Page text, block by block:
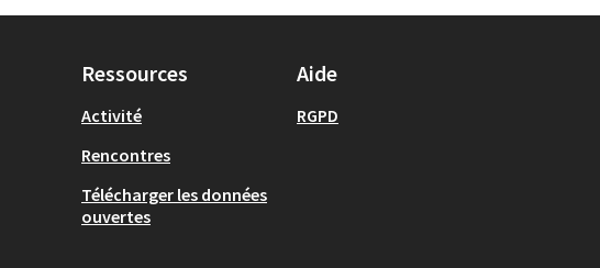
Ressources
Activité
Rencontres
Télécharger les données
ouvertes
Aide
RGPD